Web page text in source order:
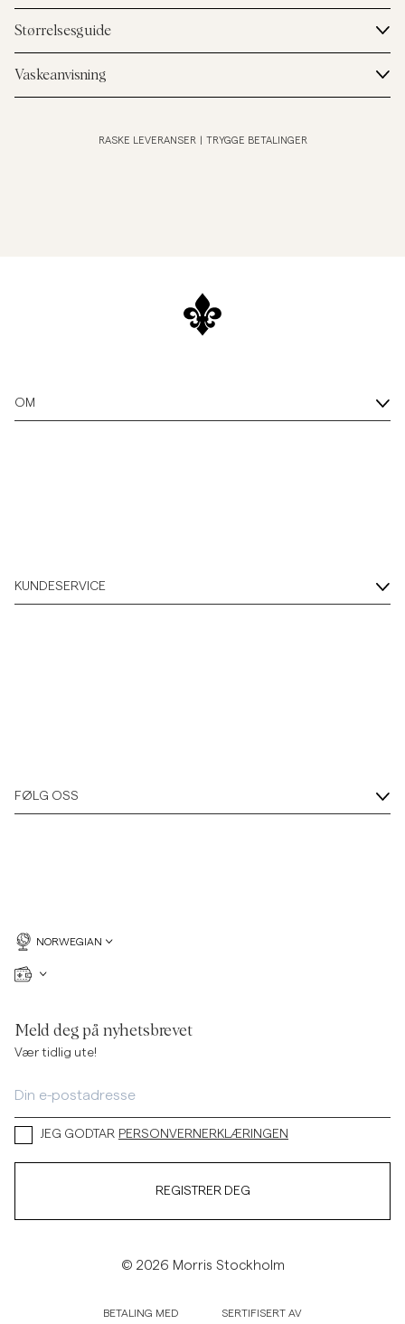
Størrelsesguide
Vaskeanvisning
RASKE LEVERANSER TRYGGE BETALINGER
OM
KUNDESERVICE
FØLG OSS
NORWEGIAN
Meld deg på nyhetsbrevet
Vær tidlig ute!
JEG GODTAR PERSONVERNERKLÆRINGEN
REGISTRER DEG
© 2026 Morris Stockholm
BETALING MED SERTIFISERT AV